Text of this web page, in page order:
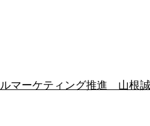
マーケティング推進 山根